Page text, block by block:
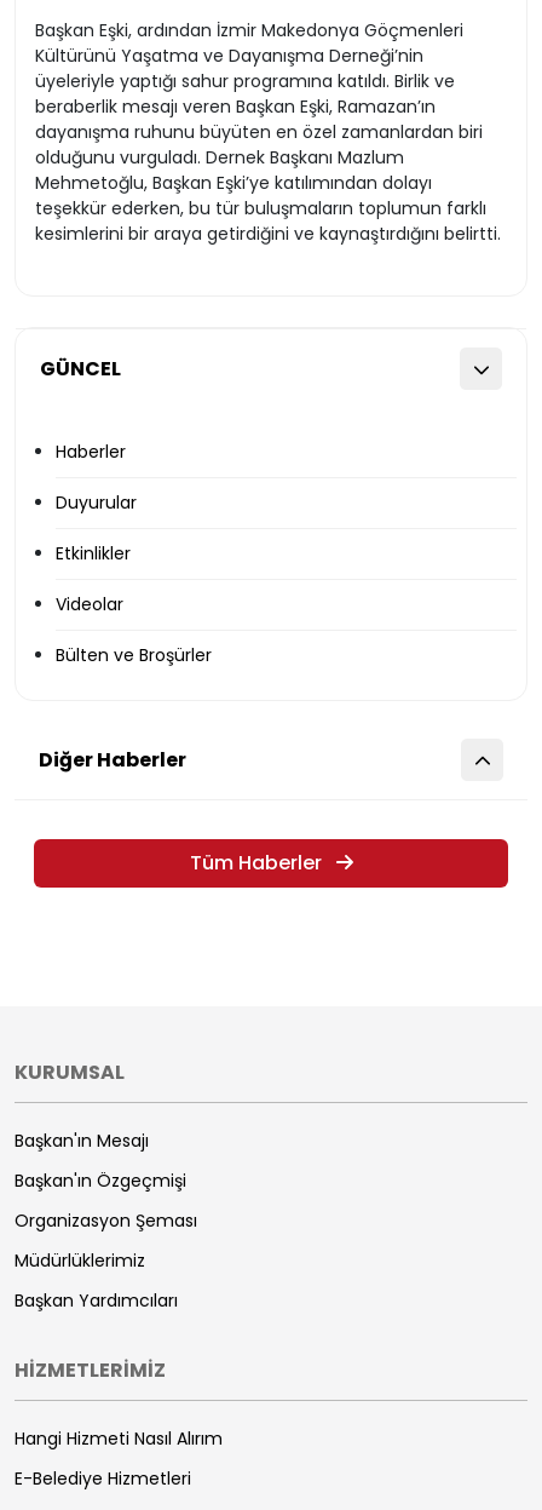
GÜNCEL
Haberler
Duyurular
Etkinlikler
Videolar
Bülten ve Broşürler
Başkan Eşki, ardından İzmir Makedonya Göçmenleri
Kültürünü Yaşatma ve Dayanışma Derneği’nin
üyeleriyle yaptığı sahur programına katıldı. Birlik ve
beraberlik mesajı veren Başkan Eşki, Ramazan’ın
dayanışma ruhunu büyüten en özel zamanlardan biri
olduğunu vurguladı. Dernek Başkanı Mazlum
Mehmetoğlu, Başkan Eşki’ye katılımından dolayı
teşekkür ederken, bu tür buluşmaların toplumun farklı
kesimlerini bir araya getirdiğini ve kaynaştırdığını belirtti.
Diğer Haberler
Tüm Haberler
KURUMSAL
Başkan'ın Mesajı
Başkan'ın Özgeçmişi
Organizasyon Şeması
Müdürlüklerimiz
Başkan Yardımcıları
HİZMETLERİMİZ
Hangi Hizmeti Nasıl Alırım
E-Belediye Hizmetleri